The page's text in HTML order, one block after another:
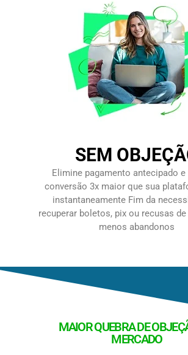
SEM
Elimine pagamento antecipado e
conversão 3x maior que sua
instantaneamente Fim da
recuperar boletos, pix ou recusas de
menos abandonos
MAIOR QUEBRA DE
MERCADO